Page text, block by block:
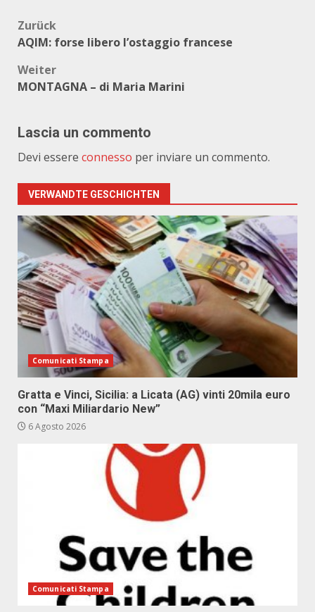
Beitragsnavigation
Zurück
AQIM: forse libero l’ostaggio francese
Weiter
MONTAGNA – di Maria Marini
Lascia un commento
Devi essere connesso per inviare un commento.
VERWANDTE GESCHICHTEN
Comunicati Stampa
Gratta e Vinci, Sicilia: a Licata (AG) vinti 20mila euro
con “Maxi Miliardario New”
6 Agosto 2026
Comunicati Stampa